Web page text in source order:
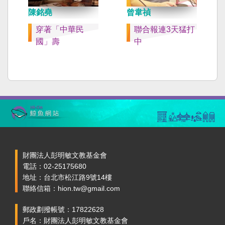
陳銘堯
穿著「中華民
國」壽
曾韋禎
聯合報連3天猛打
中
財團法人彭明敏文教基金會
電話：02-25175680
地址：台北市松江路9號14樓
聯絡信箱：hion.tw@gmail.com
郵政劃撥帳號：17822628
戶名：財團法人彭明敏文教基金會